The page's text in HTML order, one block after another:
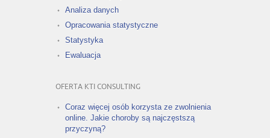
Analiza danych
Opracowania statystyczne
Statystyka
Ewaluacja
OFERTA KTI CONSULTING
Coraz więcej osób korzysta ze zwolnienia
online. Jakie choroby są najczęstszą
przyczyną?